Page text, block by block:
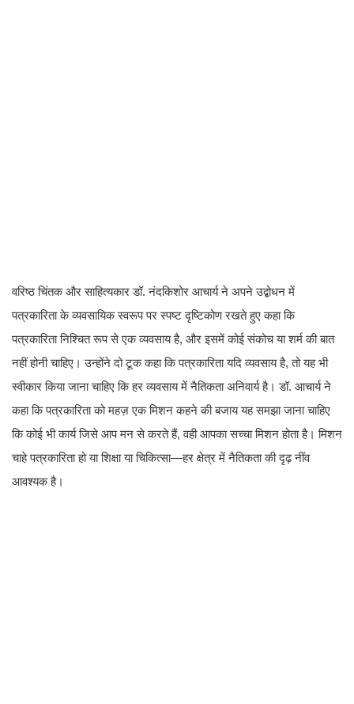
वरिष्ठ चिंतक और साहित्यकार डॉ. नंदकिशोर आचार्य ने अपने उद्बोधन में
पत्रकारिता के व्यवसायिक स्वरूप पर स्पष्ट दृष्टिकोण रखते हुए कहा कि
पत्रकारिता निश्चित रूप से एक व्यवसाय है, और इसमें कोई संकोच या शर्म की बात
नहीं होनी चाहिए। उन्होंने दो टूक कहा कि पत्रकारिता यदि व्यवसाय है, तो यह भी
स्वीकार किया जाना चाहिए कि हर व्यवसाय में नैतिकता अनिवार्य है। डॉ. आचार्य ने
कहा कि पत्रकारिता को महज़ एक मिशन कहने की बजाय यह समझा जाना चाहिए
कि कोई भी कार्य जिसे आप मन से करते हैं, वही आपका सच्चा मिशन होता है। मिशन
चाहे पत्रकारिता हो या शिक्षा या चिकित्सा—हर क्षेत्र में नैतिकता की दृढ़ नींव
आवश्यक है।